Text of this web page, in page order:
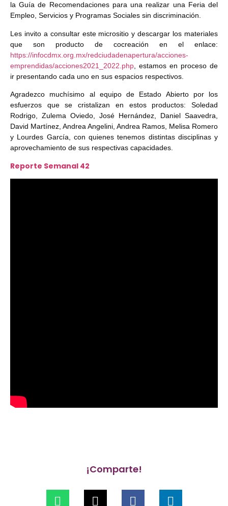
la Guía de Recomendaciones para una realizar una Feria del
Empleo, Servicios y Programas Sociales sin discriminación.
Les invito a consultar este micrositio y descargar los materiales
que son producto de cocreación en el enlace:
https://infocdmx.org.mx/redciudadenapertura/acciones-
emprendidas/acciones2021_2022.php , estamos en proceso de
ir presentando cada uno en sus espacios respectivos.
Agradezco muchísimo al equipo de Estado Abierto por los
esfuerzos que se cristalizan en estos productos: Soledad
Rodrigo, Zulema Oviedo, José Hernández, Daniel Saavedra,
David Martínez, Andrea Angelini, Andrea Ramos, Melisa Romero
y Lourdes García, con quienes tenemos distintas disciplinas y
aprovechamiento de sus respectivas capacidades.
Reporte Semanal 42
¡Comparte!